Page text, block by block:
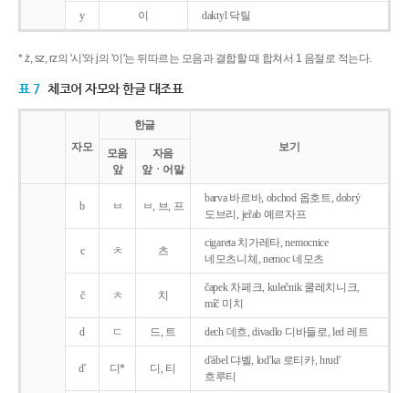
y 이 daktyl 닥틸
* ż, sz, rz의 '시'와 j의 '이'는 뒤따르는 모음과 결합할 때 합쳐서 1 음절로 적는다.
표 7 체코어 자모와 한글 대조표
자모
한글
보기
모음
앞
자음
앞ㆍ어말
b ㅂ ㅂ, 브, 프
barva 바르바, obchod 옵호트, dobrý
도브리, jeřab 예르자프
c ㅊ 츠
cigareta 치가레타, nemocnice
네모츠니체, nemoc 네모츠
č ㅊ 치
čapek 차페크, kulečnik 쿨레치니크,
míč 미치
d ㄷ 드, 트 dech 데흐, divadlo 디바들로, led 레트
d' 디* 디, 티
d'ábel 댜벨, lod'ka 로티카, hrud'
흐루티